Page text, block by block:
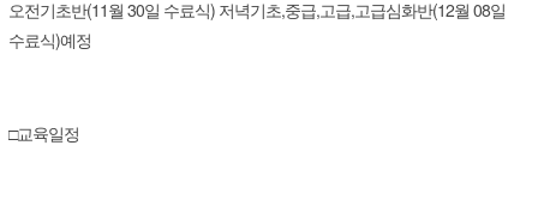
오전기초반(11월 30일 수료식) 저녁기초,중급,고급,고급심화반(12월 08일
수료식)예정
□교육일정